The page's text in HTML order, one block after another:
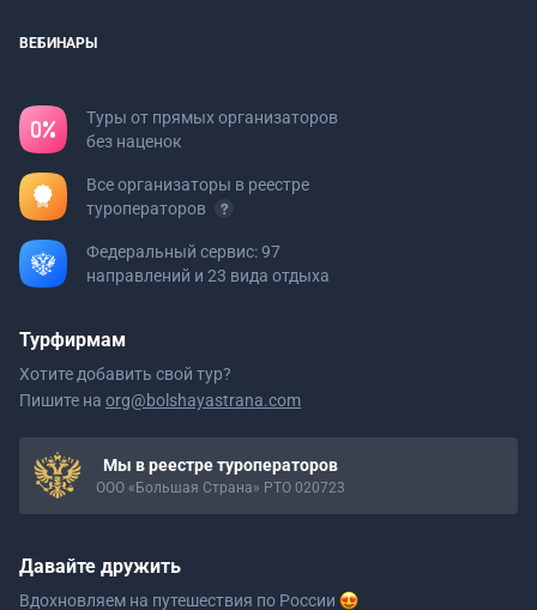
ВЕБИНАРЫ
Туры от прямых организаторов
без наценок
Все организаторы в реестре
туроператоров
Федеральный сервис: 97
направлений и 23 вида отдыха
Турфирмам
Хотите добавить свой тур?
Пишите на org@bolshayastrana.com
Мы в реестре туроператоров
ООО «Большая Страна» РТО 020723
Давайте дружить
Вдохновляем на путешествия по России